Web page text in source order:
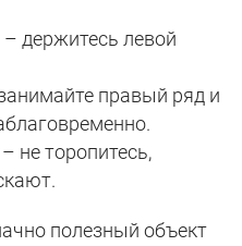
держитесь левой
правый ряд и
не торопитесь,
полезный объект